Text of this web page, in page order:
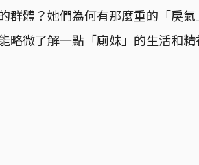
群體？她們為何有那麼重的「戾
略微了解一點「廁妹」的生活和